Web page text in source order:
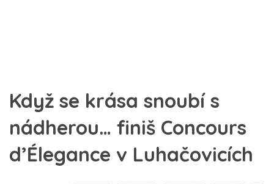
Když se krása snoubí s
nádherou… finiš Concours
d’Élegance v Luhačovicích